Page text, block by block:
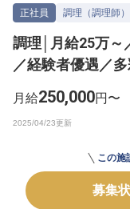
正社員 調理（調理師）
調理│月給25万～
／経験者優遇／
月給250,000円〜
この施
募集